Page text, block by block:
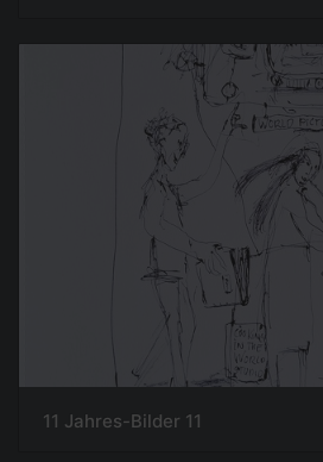
11 Jahres-Bilder 11